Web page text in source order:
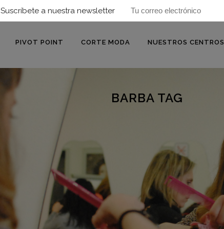
PIVOT POINT CORTE MODA NUESTROS CENTROS
BARBA TAG
Suscríbete a nuestra newsletter